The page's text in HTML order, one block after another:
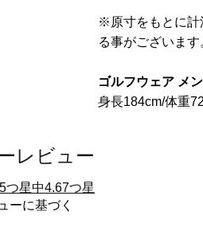
※原寸をもとに計
る事がございます
ゴルフウェア メ
身長184cm/体重
レビュー
5つ星中4.67つ星
ーに基づく